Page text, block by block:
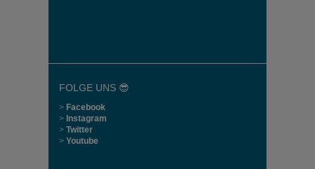
FOLGE UNS 😎
> Facebook
> Instagram
> Twitter
> Youtube